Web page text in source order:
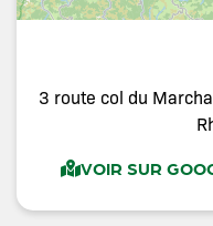
3 route col du
VOIR SUR